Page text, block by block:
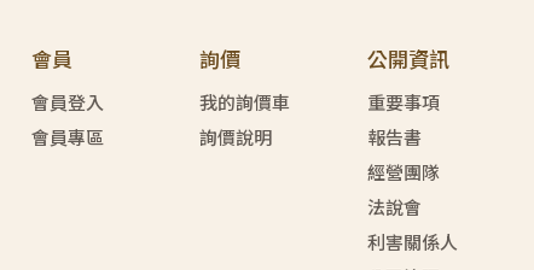
會員
會員登入
會員專區
詢價
我的詢價車
詢價說明
公開資訊
重要事項
報告書
經營團隊
法說會
利害關係人